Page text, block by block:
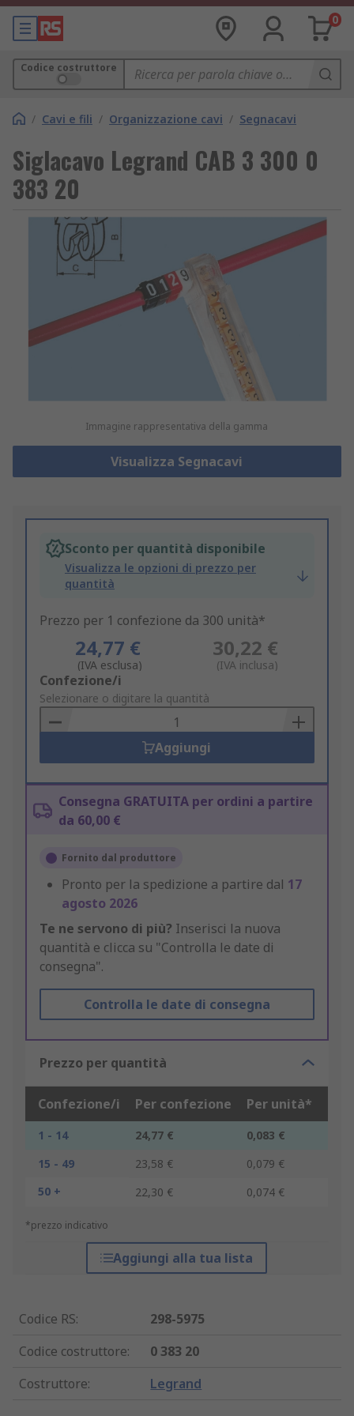
0
Codice costruttore
/ Cavi e fili / Organizzazione cavi / Segnacavi
Siglacavo Legrand CAB 3 300 0
383 20
Immagine rappresentativa della gamma
Visualizza Segnacavi
Sconto per quantità disponibile
Visualizza le opzioni di prezzo per
quantità
Prezzo per 1 confezione da 300 unità*
24,77 €
(IVA esclusa)
30,22 €
(IVA inclusa)
Add
to
Basket
Confezione/i
Selezionare o digitare la quantità
Aggiungi
Consegna GRATUITA per ordini a partire
da 60,00 €
Fornito dal produttore
Pronto per la spedizione a partire dal 17
agosto 2026
Te ne servono di più? Inserisci la nuova
quantità e clicca su "Controlla le date di
consegna".
Controlla le date di consegna
Prezzo per quantità
Confezione/i Per confezione Per unità*
1 - 14 24,77 €
0,083 €
15 - 49
23,58 €
0,079 €
50 +
22,30 € 0,074 €
*prezzo indicativo
Aggiungi alla tua lista
Codice RS:
298-5975
Codice costruttore:
0 383 20
Costruttore: Legrand